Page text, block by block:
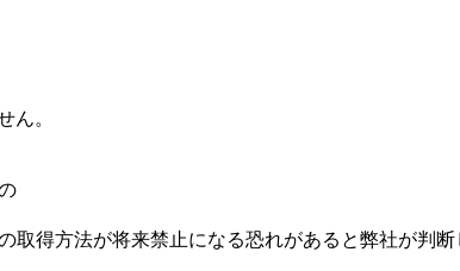
ん。
得方法が将来禁止になる恐れがあると弊社が判断